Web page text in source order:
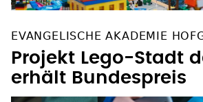
Projekt Lego-Stadt
erhält Bundespreis